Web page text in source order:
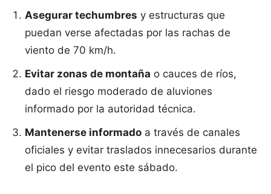
Asegurar techumbres y estructuras que
puedan verse afectadas por las rachas de
viento de 70 km/h.
Evitar zonas de montaña o cauces de ríos,
dado el riesgo moderado de aluviones
informado por la autoridad técnica.
Mantenerse informado a través de canales
oficiales y evitar traslados innecesarios durante
el pico del evento este sábado.